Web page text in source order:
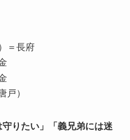
＝長府
戸）
守りたい」「義兄弟には迷